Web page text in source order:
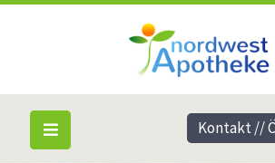
Kontakt //